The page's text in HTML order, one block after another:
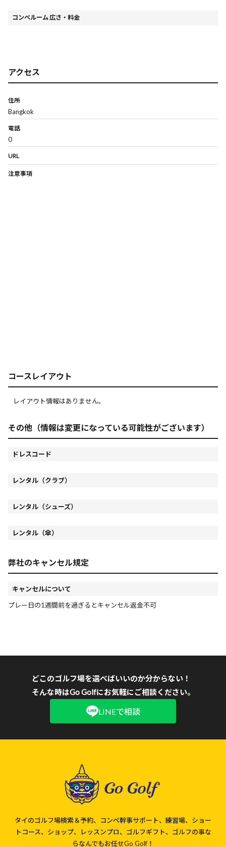
コンペルーム 広さ・料金
アクセス
住所
Bangkok
電話
0
URL
注意事項
コースレイアウト
レイアウト情報はありません。
その他（情報は変更になっている可能性がございます）
ドレスコード
レンタル（クラブ）
レンタル（シューズ）
レンタル（傘）
弊社のキャンセル規定
キャンセルについて
プレー日の1週間前を過ぎるとキャンセル返金不可
どこのゴルフ場を選べばいいのか分からない！
そんな時はGo Golfにお気軽にご相談ください。
LINEで相談
タイのゴルフ場検索＆予約、コンペ幹事サポート、練習場、ショー
トコース、ショップ、レッスンプロ、ゴルフギフト、ゴルフの事な
らなんでもお任せGo Golf！